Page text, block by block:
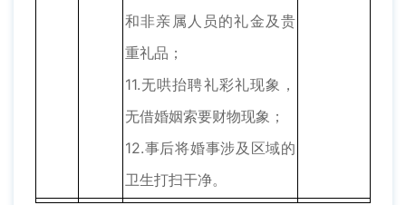
和非亲属人员的礼金及贵
重礼品；
11.无哄抬聘礼彩礼现象，
无借婚姻索要财物现象；
12.事后将婚事涉及区域的
卫生打扫干净。